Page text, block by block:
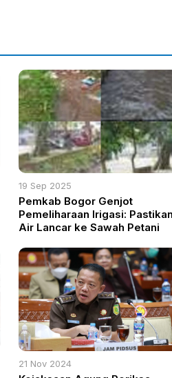
19 Sep 2025
Pemkab Bogor Genjot
Pemeliharaan Irigasi: Pastikan
Air Lancar ke Sawah Petani
21 Nov 2024